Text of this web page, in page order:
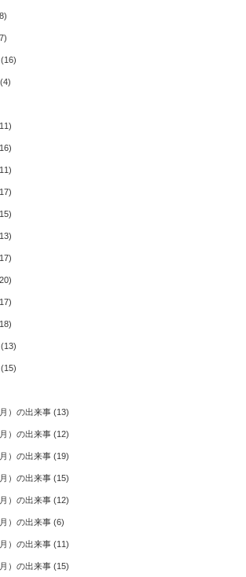
(16)
(4)
(13)
(15)
）の出来事 (13)
）の出来事 (12)
）の出来事 (19)
）の出来事 (15)
）の出来事 (12)
）の出来事 (6)
）の出来事 (11)
）の出来事 (15)